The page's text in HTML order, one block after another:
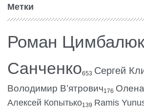
Метки
Роман Цимбалюк
Санченко653 Сергей
Володимир В’ятрович176
Алексей Копытько139 Ramis